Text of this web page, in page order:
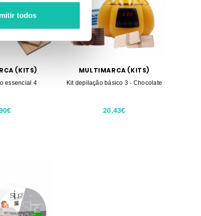
todos
(KITS)
essencial 4
MULTIMARCA (KITS)
Kit depilação básico 3 - Chocolate
20.43€